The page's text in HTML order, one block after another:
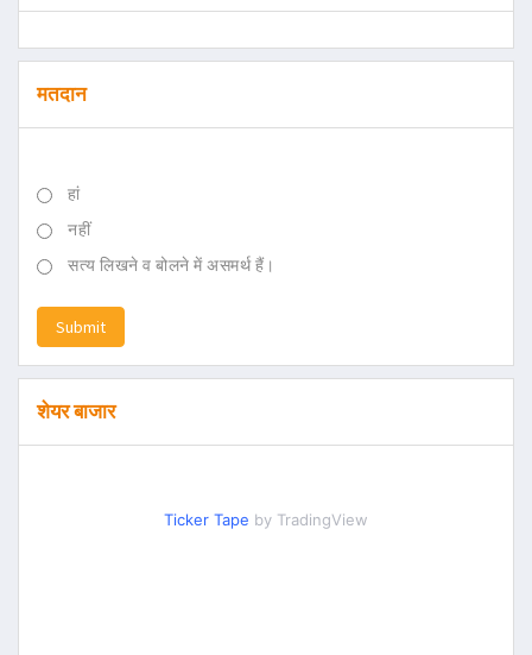
मतदान
हां
नहीं
सत्य लिखने व बोलने में असमर्थ हैं।
Submit
शेयर बाजार
Ticker Tape by TradingView